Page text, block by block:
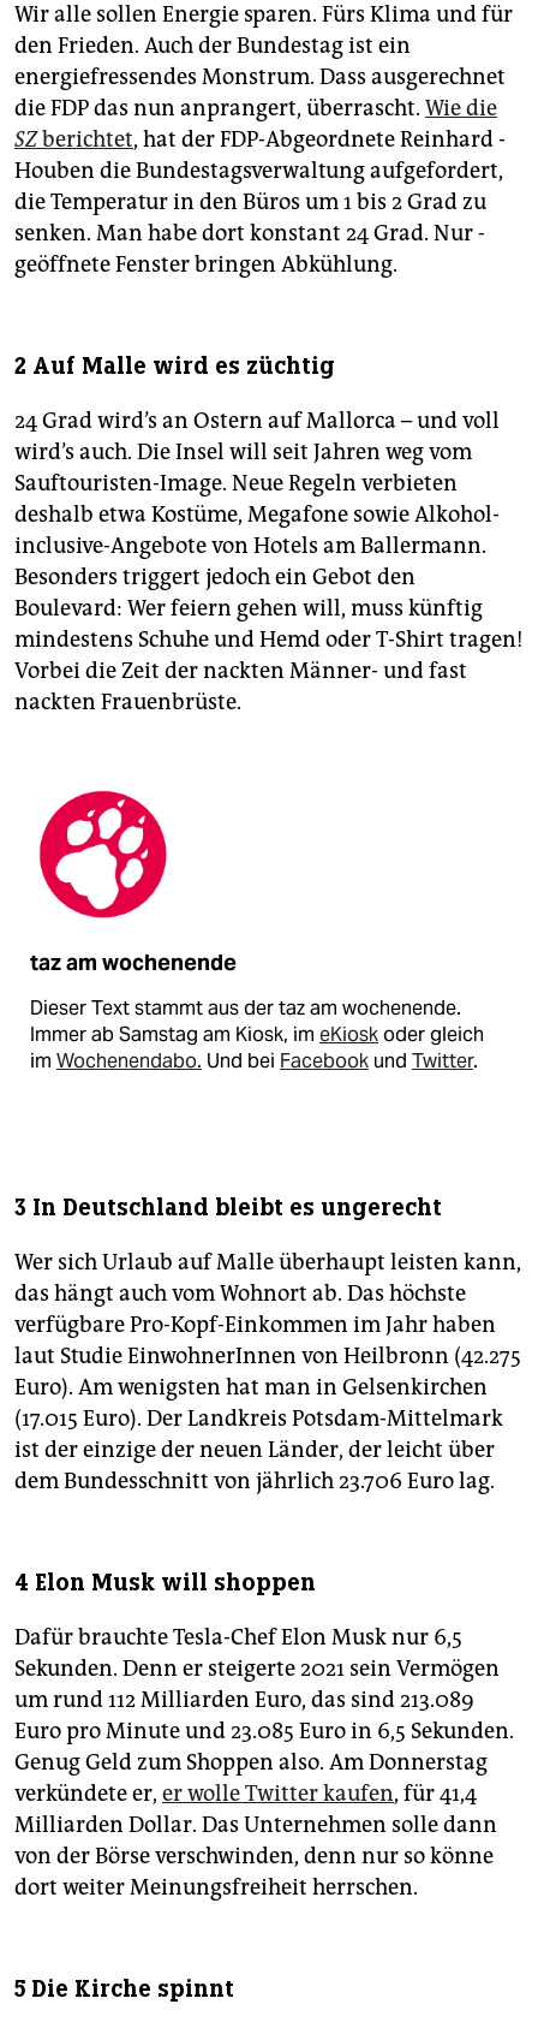
abo
genossenschaft
epaper login
Wir alle sollen Energie sparen. Fürs Klima und für
den Frieden. Auch der Bundestag ist ein
energiefressendes Monstrum. Dass ausgerechnet
die FDP das nun anprangert, überrascht. Wie die
SZberichtet, hat der FDP-Abgeordnete Reinhard ­
Houben die Bundestagsverwaltung aufgefordert,
die Temperatur in den Büros um 1 bis 2 Grad zu
senken. Man habe dort konstant 24 Grad. Nur ­
geöffnete Fenster bringen Abkühlung.
2 Auf Malle wird es züchtig
24 Grad wird’s an Ostern auf Mallorca – und voll
wird’s auch. Die Insel will seit Jahren weg vom
Sauftouristen-Image. Neue Regeln verbieten
deshalb etwa Kostüme, Megafone sowie Alkohol-
inclusive-Angebote von Hotels am Ballermann.
Besonders triggert jedoch ein Gebot den
Boulevard: Wer feiern gehen will, muss künftig
mindestens Schuhe und Hemd oder T-Shirt tragen!
Vorbei die Zeit der nackten Männer- und fast
nackten Frauenbrüste.
taz am wochenende
Dieser Text stammt aus der taz am wochenende.
Immer ab Samstag am Kiosk, im eKioskoder gleich
im Wochenendabo. Und bei Facebook und Twitter.
3 In Deutschland bleibt es ungerecht­
Wer sich Urlaub auf Malle überhaupt leisten kann,
das hängt auch vom Wohnort ab. Das höchste
verfügbare Pro-Kopf-Einkommen im Jahr haben
laut Studie EinwohnerInnen von Heilbronn (42.275
Euro). Am wenigsten hat man in Gelsenkirchen
(17.015 Euro). Der Landkreis Potsdam-Mittelmark
ist der einzige der neuen Länder, der leicht über
dem Bundesschnitt von jährlich 23.706 Euro lag.
4 Elon Musk will shoppen
Dafür brauchte Tesla-Chef Elon Musk nur 6,5
Sekunden. Denn er steigerte 2021 sein Vermögen
um rund 112 Mil­liarden Euro, das sind 213.089
Euro pro Minute und 23.085 Euro in 6,5 Sekunden.
Genug Geld zum Shoppen also. Am Donnerstag
verkündete er, er wolle Twitter kaufen, für 41,4
Milliarden Dollar. Das Unternehmen solle dann
von der Börse verschwinden, denn nur so könne
dort weiter Meinungsfreiheit herrschen.
5 Die Kirche spinnt